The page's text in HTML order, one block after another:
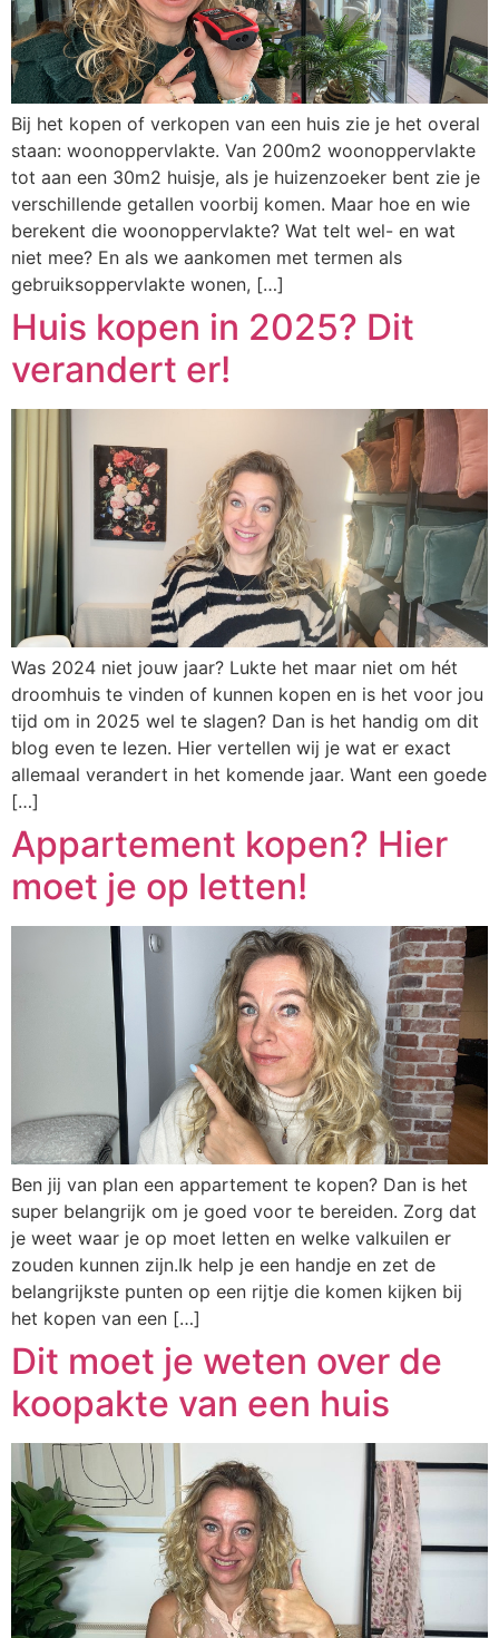
Bij het kopen of verkopen van een huis zie je het overal
staan: woonoppervlakte. Van 200m2 woonoppervlakte
tot aan een 30m2 huisje, als je huizenzoeker bent zie je
verschillende getallen voorbij komen. Maar hoe en wie
berekent die woonoppervlakte? Wat telt wel- en wat
niet mee? En als we aankomen met termen als
gebruiksoppervlakte wonen, […]
Huis kopen in 2025? Dit
verandert er!
Was 2024 niet jouw jaar? Lukte het maar niet om hét
droomhuis te vinden of kunnen kopen en is het voor jou
tijd om in 2025 wel te slagen? Dan is het handig om dit
blog even te lezen. Hier vertellen wij je wat er exact
allemaal verandert in het komende jaar. Want een goede
[…]
Appartement kopen? Hier
moet je op letten!
Ben jij van plan een appartement te kopen? Dan is het
super belangrijk om je goed voor te bereiden. Zorg dat
je weet waar je op moet letten en welke valkuilen er
zouden kunnen zijn.Ik help je een handje en zet de
belangrijkste punten op een rijtje die komen kijken bij
het kopen van een […]
Dit moet je weten over de
koopakte van een huis